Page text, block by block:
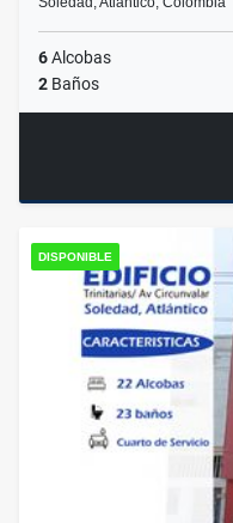
6Alcobas
2 Baños
DISPONIBLE